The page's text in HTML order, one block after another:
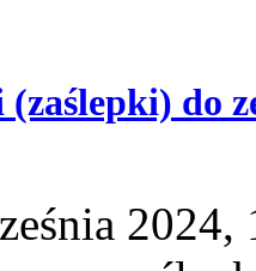
(zaślepki) do
2024,